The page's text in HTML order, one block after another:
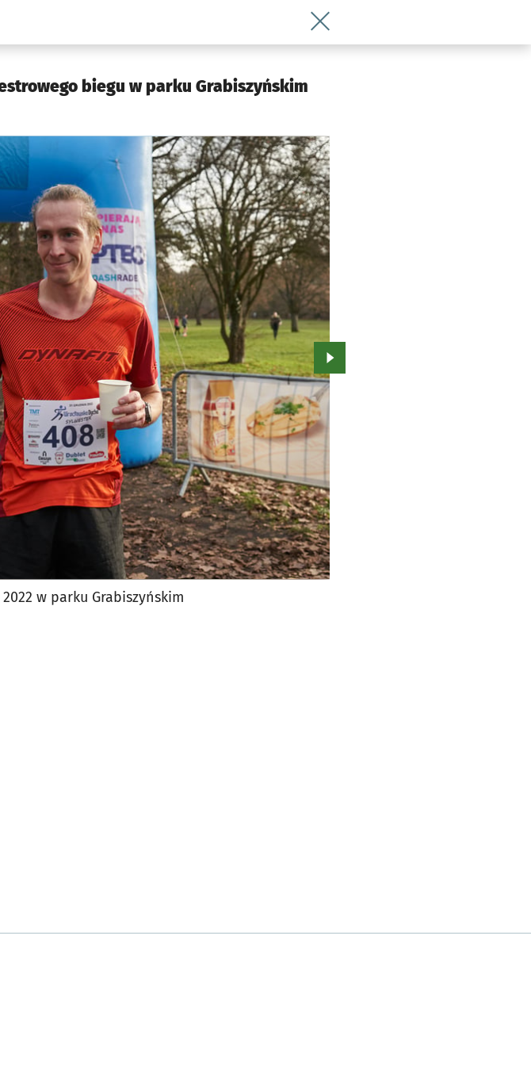
Wróć do artykułu Ale tłumy!
biegu w parku Grabiszyńskim
Przejdź do kolejnego zdjęcia.
w parku Grabiszyńskim